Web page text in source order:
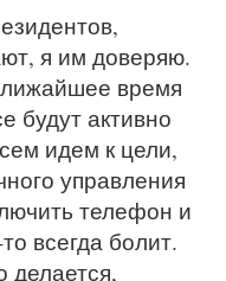
я им доверяю.
время
будут активно
идем к цели,
управления
телефон и
всегда болит.
делается,